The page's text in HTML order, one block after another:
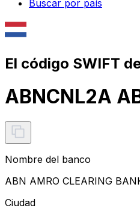
Buscar por país
El código SWIFT
ABNCNL2A
Nombre del banco
ABN AMRO CLEARING
Ciudad